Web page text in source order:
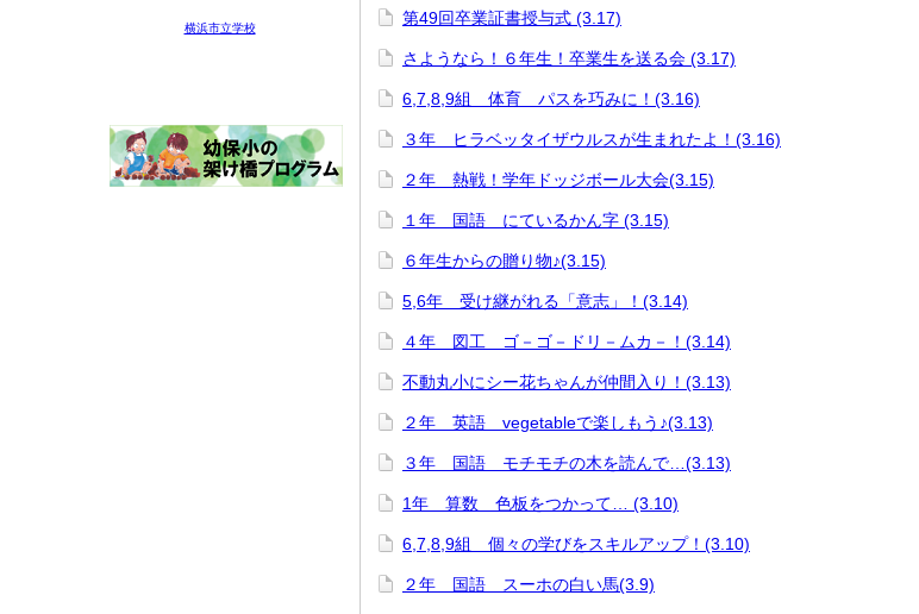
横浜市立学校
第49回卒業証書授与式 (3.17)
さようなら！６年生！卒業生を送る会 (3.17)
6,7,8,9組 体育 パスを巧みに！(3.16)
３年 ヒラベッタイザウルスが生まれたよ！(3.16)
２年 熱戦！学年ドッジボール大会(3.15)
１年 国語 にているかん字 (3.15)
６年生からの贈り物♪(3.15)
5,6年 受け継がれる「意志」！(3.14)
４年 図工 ゴ－ゴ－ドリ－ムカ－！(3.14)
不動丸小にシー花ちゃんが仲間入り！(3.13)
２年 英語 vegetableで楽しもう♪(3.13)
３年 国語 モチモチの木を読んで…(3.13)
1年 算数 色板をつかって… (3.10)
6,7,8,9組 個々の学びをスキルアップ！(3.10)
２年 国語 スーホの白い馬(3.9)